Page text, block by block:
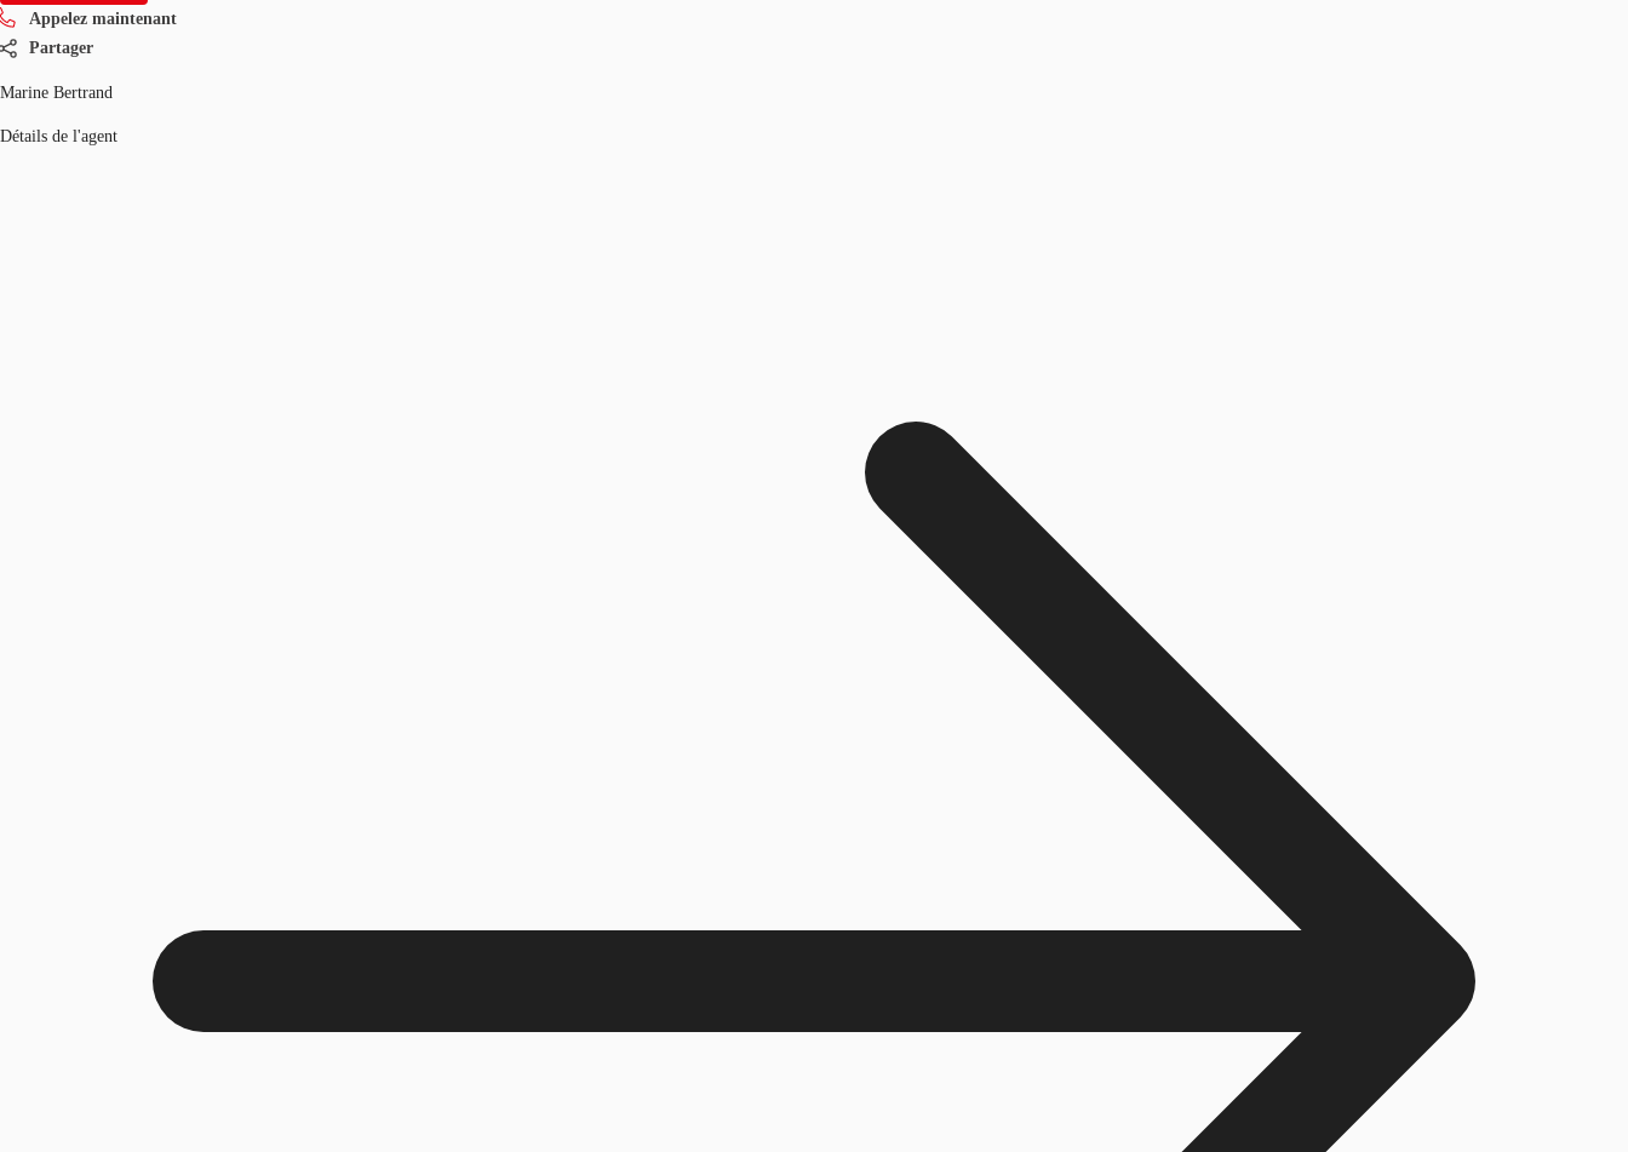
Appelez maintenant
Partager
Marine Bertrand
Détails de l'agent